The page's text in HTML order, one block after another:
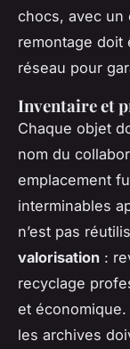
chocs, avec un
remontage doit
réseau pour
Inventaire et
Chaque objet
nom du
emplacement
interminables
n’est pas
valorisation :
recyclage
et
les archives